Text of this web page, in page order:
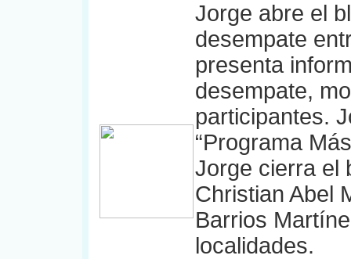
Jorge abre el
desempate
presenta
desempate,
participantes.
“Programa
Jorge cierra el
Christian Abel
Barrios
localidades.